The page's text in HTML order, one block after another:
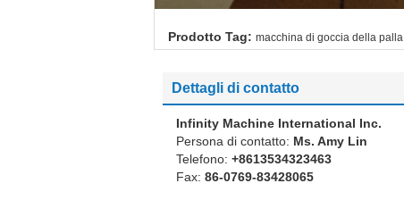
Prodotto Tag: macchina di goccia della palla
Dettagli di contatto
Infinity Machine International Inc.
Persona di contatto: Ms. Amy Lin
Telefono: +8613534323463
Fax: 86-0769-83428065